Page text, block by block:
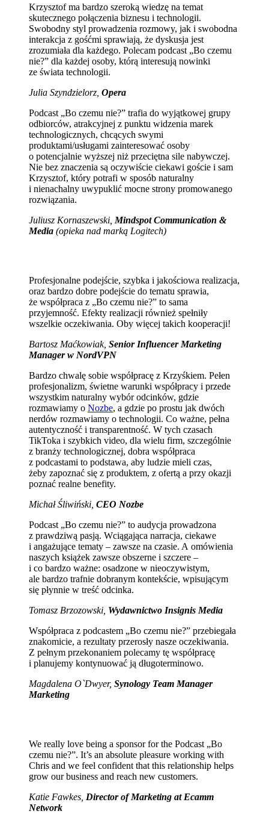
Krzysztof ma bardzo szeroką wiedzę na temat
skutecznego połączenia biznesu i technologii.
Swobodny styl prowadzenia rozmowy, jak i swobodna
interakcja z gośćmi sprawiają, że dyskusja jest
zrozumiała dla każdego. Polecam podcast „Bo czemu
nie?” dla każdej osoby, którą interesują nowinki
ze świata technologii.
Julia Szyndzielorz, Opera
Podcast „Bo czemu nie?” trafia do wyjątkowej grupy
odbiorców, atrakcyjnej z punktu widzenia marek
technologicznych, chcących swymi
produktami/usługami zainteresować osoby
o potencjalnie wyższej niż przeciętna sile nabywczej.
Nie bez znaczenia są oczywiście ciekawi goście i sam
Krzysztof, który potrafi w sposób naturalny
i nienachalny uwypuklić mocne strony promowanego
rozwiązania.
Juliusz Kornaszewski, Mindspot Communication &
Media (opieka nad marką Logitech)
Profesjonalne podejście, szybka i jakościowa realizacja,
oraz bardzo dobre podejście do tematu sprawia,
że współpraca z „Bo czemu nie?” to sama
przyjemność. Efekty realizacji również spełniły
wszelkie oczekiwania. Oby więcej takich kooperacji!
Bartosz Maćkowiak, Senior Influencer Marketing
Manager w NordVPN
Bardzo chwalę sobie współpracę z Krzyśkiem. Pełen
profesjonalizm, świetne warunki współpracy i przede
wszystkim naturalny wybór odcinków, gdzie
rozmawiamy o Nozbe, a gdzie po prostu jak dwóch
nerdów rozmawiamy o technologii. Co ważne, pełna
autentyczność i transparentność. W tych czasach
TikToka i szybkich video, dla wielu firm, szczególnie
z branży technologicznej, dobra współpraca
z podcastami to podstawa, aby ludzie mieli czas,
żeby zapoznać się z produktem, z ofertą a przy okazji
poznać realne benefity.
Michał Śliwiński, CEO Nozbe
Podcast „Bo czemu nie?” to audycja prowadzona
z prawdziwą pasją. Wciągająca narracja, ciekawe
i angażujące tematy – zawsze na czasie. A omówienia
naszych książek zawsze obszerne i szczere –
i co bardzo ważne: osadzone w nieoczywistym,
ale bardzo trafnie dobranym kontekście, wpisującym
się płynnie w treść odcinka.
Tomasz Brzozowski, Wydawnictwo Insignis Media
Współpraca z podcastem „Bo czemu nie?” przebiegała
znakomicie, a rezultaty przerosły nasze oczekiwania.
Z pełnym przekonaniem polecamy tę współpracę
i planujemy kontynuować ją długoterminowo.
Magdalena O`Dwyer, Synology Team Manager
Marketing
We really love being a sponsor for the Podcast „Bo
czemu nie?”. It’s an absolute pleasure working with
Chris and we feel confident that this relationship helps
grow our business and reach new customers.
Katie Fawkes, Director of Marketing at Ecamm
Network